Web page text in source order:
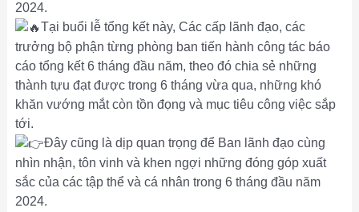
2024.
Tại buổi lễ tổng kết này, Các cấp lãnh đạo, các
trưởng bộ phận từng phòng ban tiến hành công tác báo
cáo tổng kết 6 tháng đầu năm, theo đó chia sẻ những
thành tựu đạt được trong 6 tháng vừa qua, những khó
khăn vướng mắt còn tồn đọng và mục tiêu công việc sắp
tới.
Đây cũng là dịp quan trọng để Ban lãnh đạo cùng
nhìn nhận, tôn vinh và khen ngợi những đóng góp xuất
sắc của các tập thể và cá nhân trong 6 tháng đầu năm
2024.